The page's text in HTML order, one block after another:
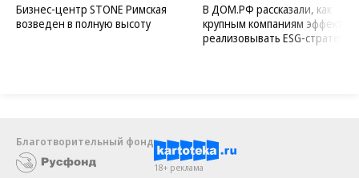
Бизнес-центр STONE Римская
возведен в полную высоту
В ДОМ.РФ рассказали, как
крупным компаниям
реализовывать ESG-стратегию
Благотворительный фонд
18+ реклама